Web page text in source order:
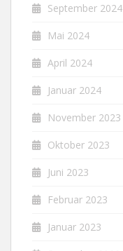
September 2024
Mai 2024
April 2024
Januar 2024
November 2023
Oktober 2023
Juni 2023
Februar 2023
Januar 2023